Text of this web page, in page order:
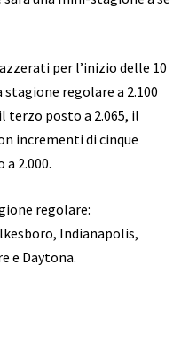
per l’inizio delle 10
regolare a 2.100
terzo posto a 2.065, il
incrementi di cinque
2.000.
regolare:
Indianapolis,
e Daytona.